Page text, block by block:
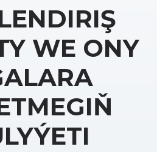
WE ONY